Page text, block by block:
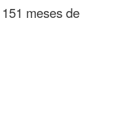
meses de